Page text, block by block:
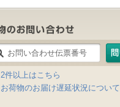
2件以上はこちら
お荷物のお届け遅延状況について